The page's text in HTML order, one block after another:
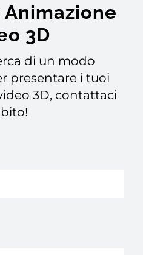
3D
di un modo
presentare i tuoi
3D, contattaci